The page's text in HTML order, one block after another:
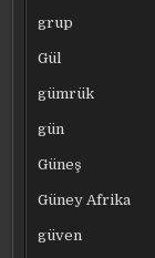
grup
Gül
gümrük
gün
Güneş
Güney Afrika
güven